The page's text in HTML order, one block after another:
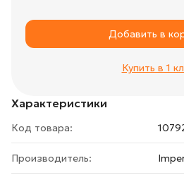
Характеристики
Код товара:
Производитель:
Добавить в
Купить в 1